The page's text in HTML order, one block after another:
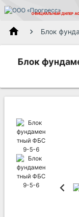
ОФИЦИАЛЬНЫЙ ДИЛЕР
home Блок
Блок